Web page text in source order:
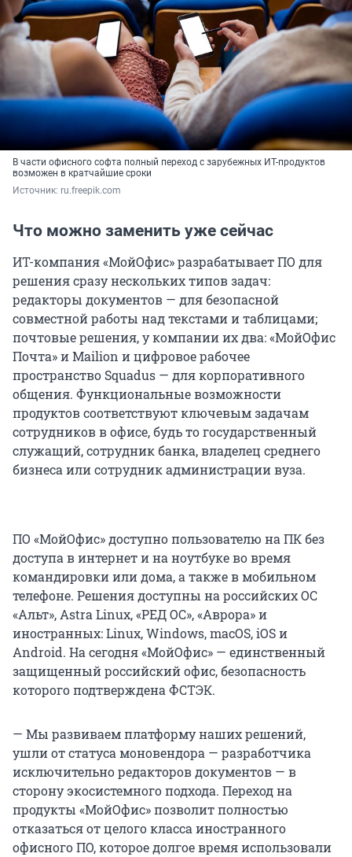
В части офисного софта полный переход с зарубежных ИТ-продуктов
возможен в кратчайшие сроки
Источник: ru.freepik.com
Что можно заменить уже сейчас
ИТ-компания «МойОфис» разрабатывает ПО для
решения сразу нескольких типов задач:
редакторы документов — для безопасной
совместной работы над текстами и таблицами;
почтовые решения, у компании их два: «МойОфис
Почта» и Mailion и цифровое рабочее
пространство Squadus — для корпоративного
общения. Функциональные возможности
продуктов соответствуют ключевым задачам
сотрудников в офисе, будь то государственный
служащий, сотрудник банка, владелец среднего
бизнеса или сотрудник администрации вуза.
ПО «МойОфис» доступно пользователю на ПК без
доступа в интернет и на ноутбуке во время
командировки или дома, а также в мобильном
телефоне. Решения доступны на российских ОС
«Альт», Astra Linux, «РЕД ОС», «Аврора» и
иностранных: Linux, Windows, macOS, iOS и
Android. На сегодня «МойОфис» — единственный
защищенный российский офис, безопасность
которого подтверждена ФСТЭК.
— Мы развиваем платформу наших решений,
ушли от статуса моновендора — разработчика
исключительно редакторов документов — в
сторону экосистемного подхода. Переход на
продукты «МойОфис» позволит полностью
отказаться от целого класса иностранного
офисного ПО, которое долгое время использовали